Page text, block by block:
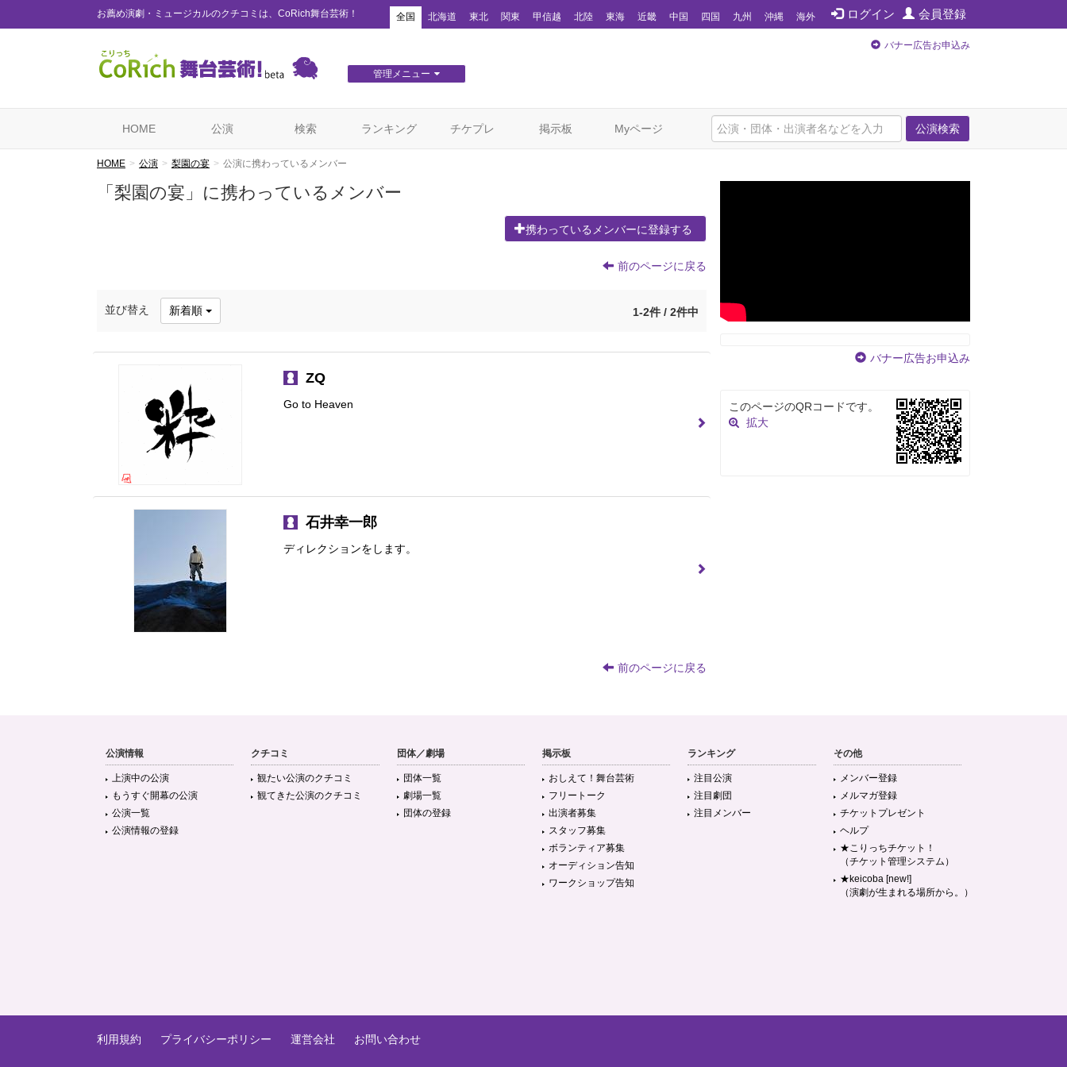
お薦め演劇・ミュージカルのクチコミは、CoRich舞台芸術！ ログイン 会員登録
全国 北海道 東北 関東 甲信越 北陸 東海 近畿 中国 四国 九州 沖縄 海外
管理メニュー
バナー広告お申込み
公演検索
HOME 公演 検索 ランキング チケプレ 掲示板 Myページ
HOME 公演 梨園の宴 公演に携わっているメンバー
「梨園の宴」に携わっているメンバー
携わっているメンバーに登録する
前のページに戻る
並び替え 新着順 1-2件 / 2件中
ZQ
Go to Heaven
石井幸一郎
ディレクションをします。
前のページに戻る
バナー広告お申込み
このページのQRコードです。
拡大
公演情報
上演中の公演
もうすぐ開幕の公演
公演一覧
公演情報の登録
クチコミ
観たい公演のクチコミ
観てきた公演のクチコミ
団体／劇場
団体一覧
劇場一覧
団体の登録
掲示板
おしえて！舞台芸術
フリートーク
出演者募集
スタッフ募集
ボランティア募集
オーディション告知
ワークショップ告知
ランキング
注目公演
注目劇団
注目メンバー
その他
メンバー登録
メルマガ登録
チケットプレゼント
ヘルプ
★こりっちチケット！
（チケット管理システム）
★keicoba [new!]
（演劇が生まれる場所から。）
利用規約 プライバシーポリシー 運営会社 お問い合わせ